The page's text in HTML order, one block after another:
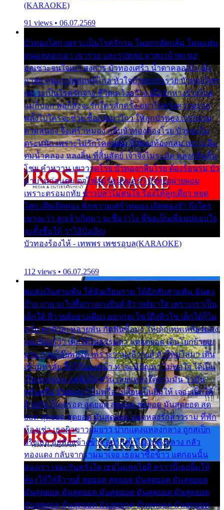
(KARAOKE)
91 views • 06.07.2569
บัวทองโศก เพราะเป็นโรครักรุม ในอกกลัดกลุ้ม โดนแฟน
หนุ่มหลอกเอา เขารวย และรูปหล่อ มาพะเน้าพะนอ
ออเซาะจนใจเบา สงสาร บัวทองเศร้า น้ำตาคลอเบ้า เฝ้า
อาลัย หนุ่มรูปหล่อหนีไกล หัวใจบัวทองระรวย บัวทองโศก
เพราะเป็นโรครักจาง ชีวิตเคว้งคว้าง เมื่อรักห่างร้างไกล
แม่ก็บอก พ่อก็สั่งจะรักใครสักครั้ง อย่าไปหวังความรวย
พลั้งไปใครจะช่วย ซื้อเปลมาไกว ให้ลูกบัวทอง เวรกรรม
ตามสนอง จึงเศร้าหมอง กลีบบัวทองต้องโรย บัวทองไม่
ตระหนัก เพราะไม่รักโคลนตม บัวทองท้องกลม เพราะลืม
ตมน้ำคลอง หลงลิ้น ที่สิ้นสัตย์ เจ้าจึงไม่ระมัด หลงกลิ่นลิ้น
โชย คำหวาน เขาวาดโรย บัวทองกลีบโรย ต้องร้อนรุม บัว
มาบานก่อนตูม ดุจไฟสุมร้อนรุมอุรา บัวทองผ่ายผอม
เพราะตรอมฤทัย ข้าวปลาไม่สนใจ ร้องไห้ลูกเดียว หยุด
โศก เสียเถิดทอง พักความเศร้าหมอง เถิดทองจ๋า ถึงใคร
เขาจะว่า ลูกเจ้าเกิดมา จะชื่อว่าไง พี่ขอเป็นเพื่อนปลอบใจ
จะตั้งชื่อให้ ว่าไอ้บังเอิญ
บัวทองร้องไห้ - เทพพร เพชรอุบล(KARAOKE)
112 views • 06.07.2569
พ่อส่งเงินสามพัน ให้ฉันเรียนราม ได้อีกสักสามพัน ฉันคง
บ๊าย บาย จะไปซื้อกางเกงยีนส์ ลีวายส์มาใส่ เพราะเราเป็น
เด็กใต้ ลีวายส์อย่างเดียว อยากจะโชว์ถึงหิวโซ เด็กใต้ก็ไม่
หวั่น ตกตัวละหลายพัน กัดฟันซื้อมา ให้เด็กเทพเหลียวมอง
และต้องรู้ว่า เด็กใต้ไม่ธรรมดา แต่สุดยอด เดินโยกย้ายเย
ยวน กวนโอ๊ยพอได้ เพราะว่านุ่งลีวายส์ ตัวใหม่ใส่มา เดิน
เข้ามหาลัย จิ๊กโก๊มองหน้า ท่าจะมีปัญหา ไม่พอใจ ได้เป็น
เรื่องแน่นอน แต่ฉันไม่หวั่น เลยแหลงใต้ถามมัน ว่ามัน
พรั่นพรือ มันตอบว่าไม่พรื่อ เปลี่ยนเป็นยิ้มให้ เจอะเด็กใต้
ด้วยกัน ก็เลยรอด สุดยอด สุดยอด สุดยอด มันสุดยอด สุด
ยอด สุดยอด สุดยอด มันสุดยอด แอบหลงรักสาวราม ที่พัก
ห้องเช่า เธอผิวขาวผมยาว ปากแดงแหลงกลาง ถูกสเป็ก
จริงเธอ อยู่ห้องข้างข้าง อยากเข้าไปแหลงกลาง กลัว
ทองแดง กลับจากรามมาเจอ เธอมาซื้อข้าว แต่ก่อนนั้น
สองเรา เจอะกันครั้งใด เธอไม่เคยไยดี คราวนี้เธอยิ้มให้
ต้องให้ใส่ลีวายส์ สุดยอด สุดยอด มันสุดยอด มันสุดยอด
มันสุดยอด มันสุดยอด มันสุดยอด มันสุดยอด มันสุดยอด
มันสุดยอด มันสุดยอด มันสุดยอด มันสุดยอด มันสุดยอด